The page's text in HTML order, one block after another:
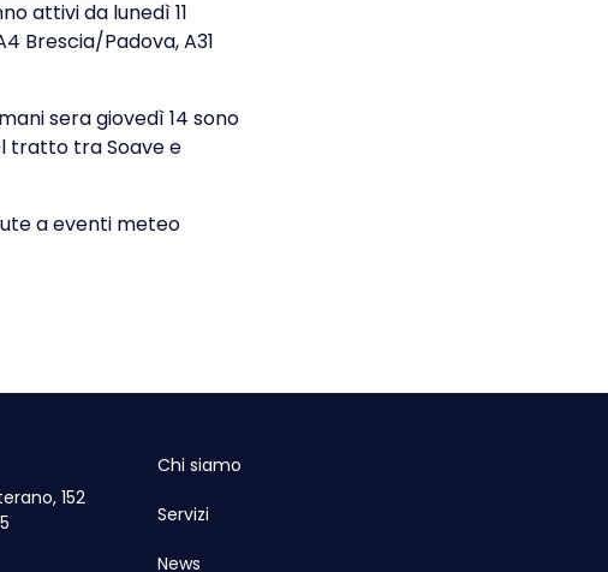
attivi da lunedì 11
Brescia/Padova, A31
sera giovedì 14 sono
tratto tra Soave e
a eventi meteo
152
Chi siamo
Servizi
News